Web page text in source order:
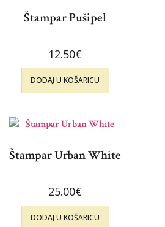
Štampar Pušipel
12.50€
DODAJ U KOŠARICU
Štampar Urban White
25.00€
DODAJ U KOŠARICU